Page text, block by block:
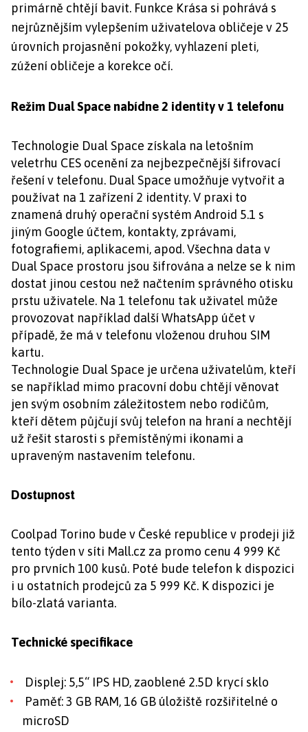
primárně chtějí bavit. Funkce Krása si pohrává s
nejrůznějším vylepšením uživatelova obličeje v 25
úrovních projasnění pokožky, vyhlazení pleti,
zúžení obličeje a korekce očí.
Režim Dual Space nabídne 2 identity v 1 telefonu
Technologie Dual Space získala na letošním
veletrhu CES ocenění za nejbezpečnější šifrovací
řešení v telefonu. Dual Space umožňuje vytvořit a
používat na 1 zařízení 2 identity. V praxi to
znamená druhý operační systém Android 5.1 s
jiným Google účtem, kontakty, zprávami,
fotografiemi, aplikacemi, apod. Všechna data v
Dual Space prostoru jsou šifrována a nelze se k nim
dostat jinou cestou než načtením správného otisku
prstu uživatele. Na 1 telefonu tak uživatel může
provozovat například další WhatsApp účet v
případě, že má v telefonu vloženou druhou SIM
kartu.
Technologie Dual Space je určena uživatelům, kteří
se například mimo pracovní dobu chtějí věnovat
jen svým osobním záležitostem nebo rodičům,
kteří dětem půjčují svůj telefon na hraní a nechtějí
už řešit starosti s přemístěnými ikonami a
upraveným nastavením telefonu.
Dostupnost
Coolpad Torino bude v České republice v prodeji již
tento týden v síti Mall.cz za promo cenu 4 999 Kč
pro prvních 100 kusů. Poté bude telefon k dispozici
i u ostatních prodejců za 5 999 Kč. K dispozici je
bílo-zlatá varianta.
Technické specifikace
Displej: 5,5“ IPS HD, zaoblené 2.5D krycí sklo
Paměť: 3 GB RAM, 16 GB úložiště rozšiřitelné o
microSD